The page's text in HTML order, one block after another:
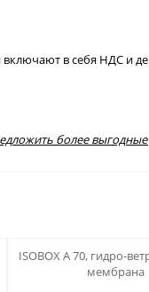
в себя НДС и
более выгодные
ISOBOX А 70, гидро-
мембрана